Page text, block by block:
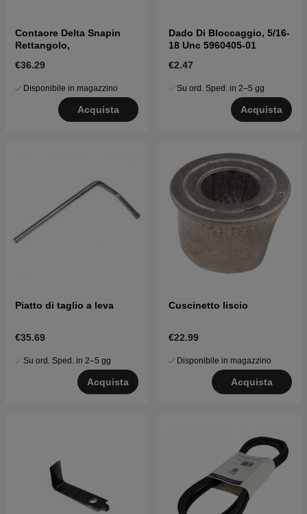
Contaore Delta Snapin
Rettangolo,
€36.29
Disponibile in magazzino
Acquista
Dado Di Bloccaggio, 5/16-
18 Unc 5960405-01
€2.47
Su ord. Sped. in 2–5 gg
Acquista
Piatto di taglio a leva
€35.69
Su ord. Sped. in 2–5 gg
Acquista
Cuscinetto liscio
€22.99
Disponibile in magazzino
Acquista